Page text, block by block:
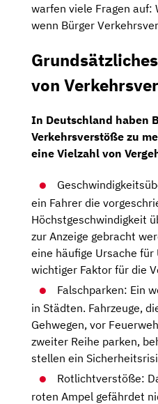
warfen viele Fragen
wenn Bürger
von
In Deutschland haben
Verkehrsverstöße zu
eine Vielzahl von
ein Fahrer die
Höchstgeschwindigkeit
zur Anzeige gebracht
eine häufige Ursache
wichtiger Faktor für die
Falschparken: Ein
in Städten. Fahrzeuge,
Gehwegen, vor
zweiter Reihe parken,
stellen ein
Rotlichtverstöße:
roten Ampel gefährdet